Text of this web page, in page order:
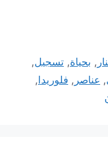
, بحياة,تسجيل,
, عناصر , فلوريدا ,